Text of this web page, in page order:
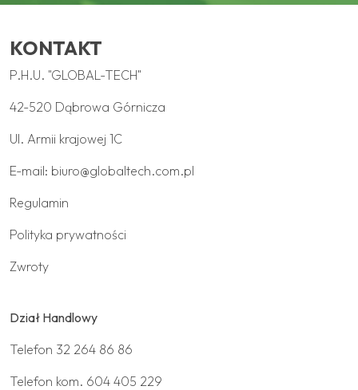
KONTAKT
P.H.U. "GLOBAL-TECH"
42-520 Dąbrowa Górnicza
Ul. Armii krajowej 1C
E-mail: biuro@globaltech.com.pl
Regulamin
Polityka prywatności
Zwroty
Dział Handlowy
Telefon 32 264 86 86
Telefon kom. 604 405 229